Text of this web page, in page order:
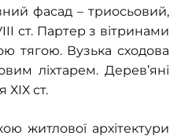
фасад – триосьовий,
ст. Партер з вітринами
тягою. Вузька сходова
ліхтарем. Дерев’яні
ХІХ ст.
житлової архітектури